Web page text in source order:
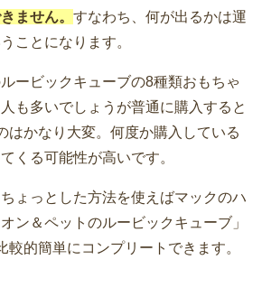
ません。 すなわち、何が出るかは運
ことになります。
ービックキューブの8種類おもちゃ
も多いでしょうが普通に購入すると
はかなり大変。何度か購入している
くる可能性が高いです。
ょっとした方法を使えばマックのハ
ン＆ペットのルービックキューブ」
較的簡単にコンプリートできます。